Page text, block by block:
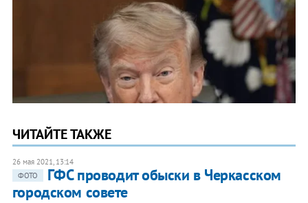
ЧИТАЙТЕ ТАКЖЕ
26 мая 2021, 13:14
ФОТО
ГФС проводит обыски в Черкасском
городском совете